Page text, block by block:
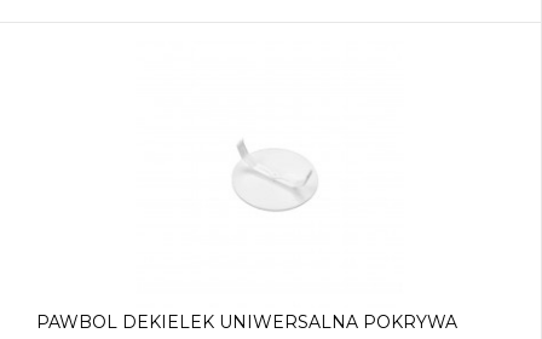
PAWBOL DEKIELEK UNIWERSALNA POKRYWA